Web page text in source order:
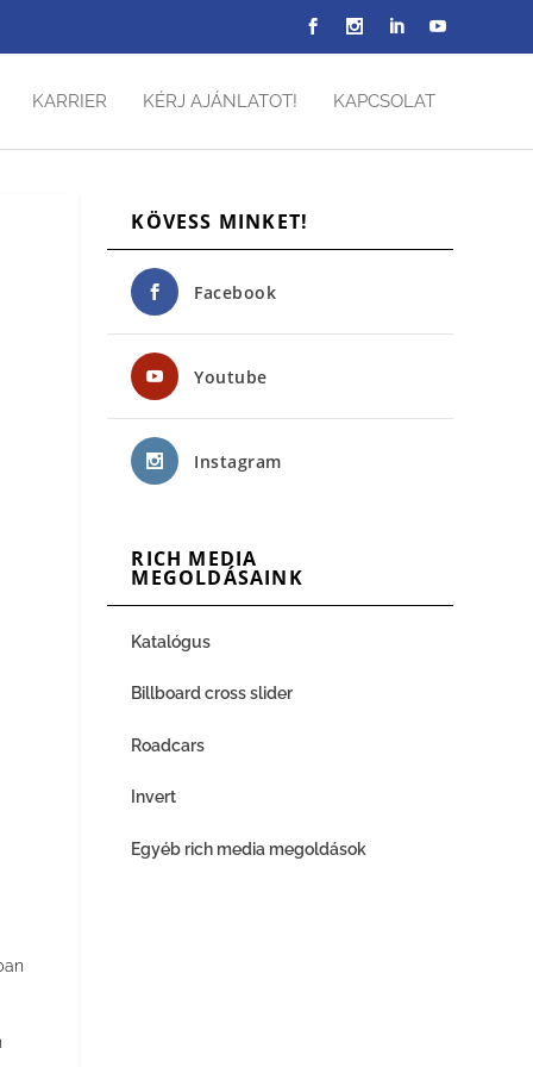
KARRIER KÉRJ AJÁNLATOT! KAPCSOLAT
KÖVESS MINKET!
Facebook
Youtube
Instagram
RICH MEDIA
MEGOLDÁSAINK
Katalógus
Billboard cross slider
Roadcars
Invert
Egyéb rich media megoldások